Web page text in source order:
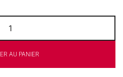
AU PANIER